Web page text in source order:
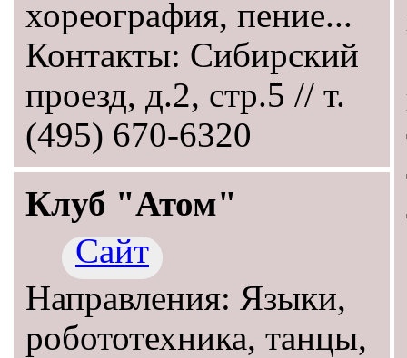
хореография, пение...
Контакты: Сибирский
проезд, д.2, стр.5 // т.
(495) 670-6320
Клуб "Атом"
Сайт
Направления: Языки,
робототехника, танцы,